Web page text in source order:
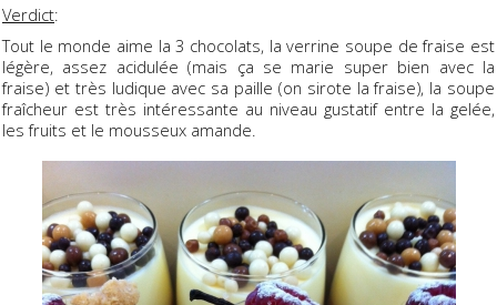
Verdict:
Tout le monde aime la 3 chocolats, la verrine soupe de fraise est
légère, assez acidulée (mais ça se marie super bien avec la
fraise) et très ludique avec sa paille (on sirote la fraise), la soupe
fraîcheur est très intéressante au niveau gustatif entre la gelée,
les fruits et le mousseux amande.